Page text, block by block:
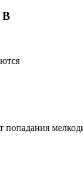
В